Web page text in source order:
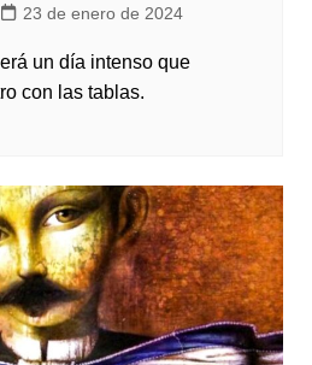
23 de enero de 2024
un día intenso que
con las tablas.